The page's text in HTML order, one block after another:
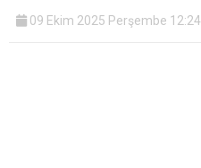
09 Ekim 2025 Perşembe 12:24